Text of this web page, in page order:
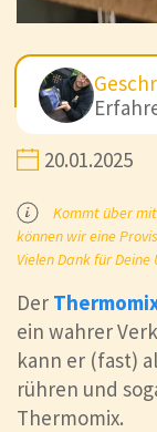
20.01.2025
Kommt über
können wir eine
Vielen Dank für
Der
ein wahrer
kann er (fast)
rühren und
Thermomix.